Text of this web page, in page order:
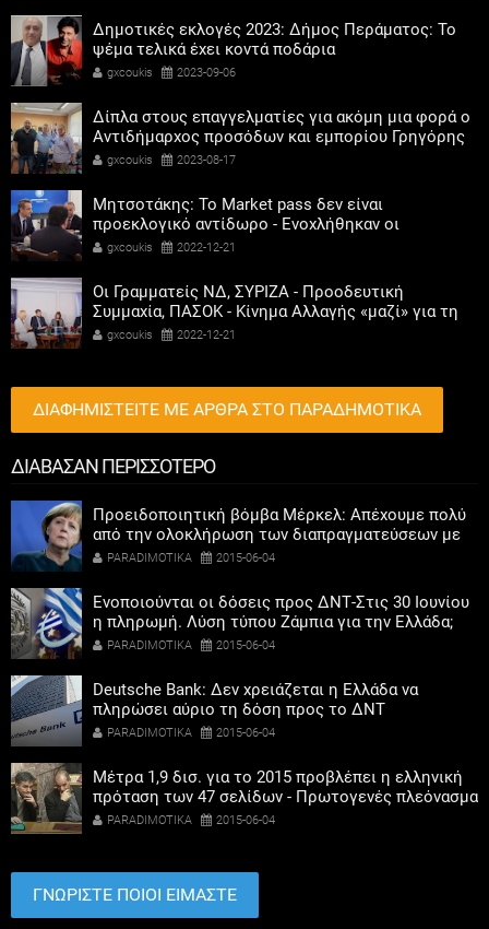
Δημοτικές εκλογές 2023: Δήμος Περάματος: Το
ψέμα τελικά έχει κοντά ποδάρια
gxcoukis 2023-09-06
Δίπλα στους επαγγελματίες για ακόμη μια φορά ο
Αντιδήμαρχος προσόδων και εμπορίου Γρηγόρης
Καψοκόλης
gxcoukis 2023-08-17
Μητσοτάκης: Το Market pass δεν είναι
προεκλογικό αντίδωρο - Ενοχλήθηκαν οι
αριστεροί του χαβιαριού
gxcoukis 2022-12-21
Οι Γραμματείς ΝΔ, ΣΥΡΙΖΑ - Προοδευτική
Συμμαχία, ΠΑΣΟΚ - Κίνημα Αλλαγής «μαζί» για τη
συμμετοχή των γυναικών στην πολιτική
gxcoukis 2022-12-21
ΔΙΑΦΗΜΙΣΤΕΙΤΕ ΜΕ ΑΡΘΡΑ ΣΤΟ ΠΑΡΑΔΗΜΟΤΙΚΑ
ΔΙΑΒΑΣΑΝ ΠΕΡΙΣΣΟΤΕΡΟ
Προειδοποιητική βόμβα Μέρκελ: Απέχουμε πολύ
από την ολοκλήρωση των διαπραγματεύσεων με
την Ελλάδα
PARADIMOTIKA 2015-06-04
Ενοποιούνται οι δόσεις προς ΔΝΤ-Στις 30 Ιουνίου
η πληρωμή. Λύση τύπου Ζάμπια για την Ελλάδα;
PARADIMOTIKA 2015-06-04
Deutsche Bank: Δεν χρειάζεται η Ελλάδα να
πληρώσει αύριο τη δόση προς το ΔΝΤ
PARADIMOTIKA 2015-06-04
Μέτρα 1,9 δισ. για το 2015 προβλέπει η ελληνική
πρόταση των 47 σελίδων - Πρωτογενές πλεόνασμα
0,6% το 2015
PARADIMOTIKA 2015-06-04
ΓΝΩΡΙΣΤΕ ΠΟΙΟΙ ΕΙΜΑΣΤΕ